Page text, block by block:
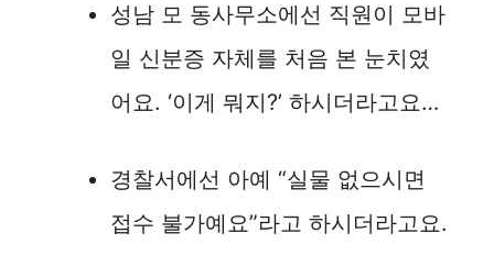
성남 모 동사무소에선 직원이 모바
일 신분증 자체를 처음 본 눈치였
어요. ‘이게 뭐지?’ 하시더라고요…
경찰서에선 아예 “실물 없으시면
접수 불가예요”라고 하시더라고요.